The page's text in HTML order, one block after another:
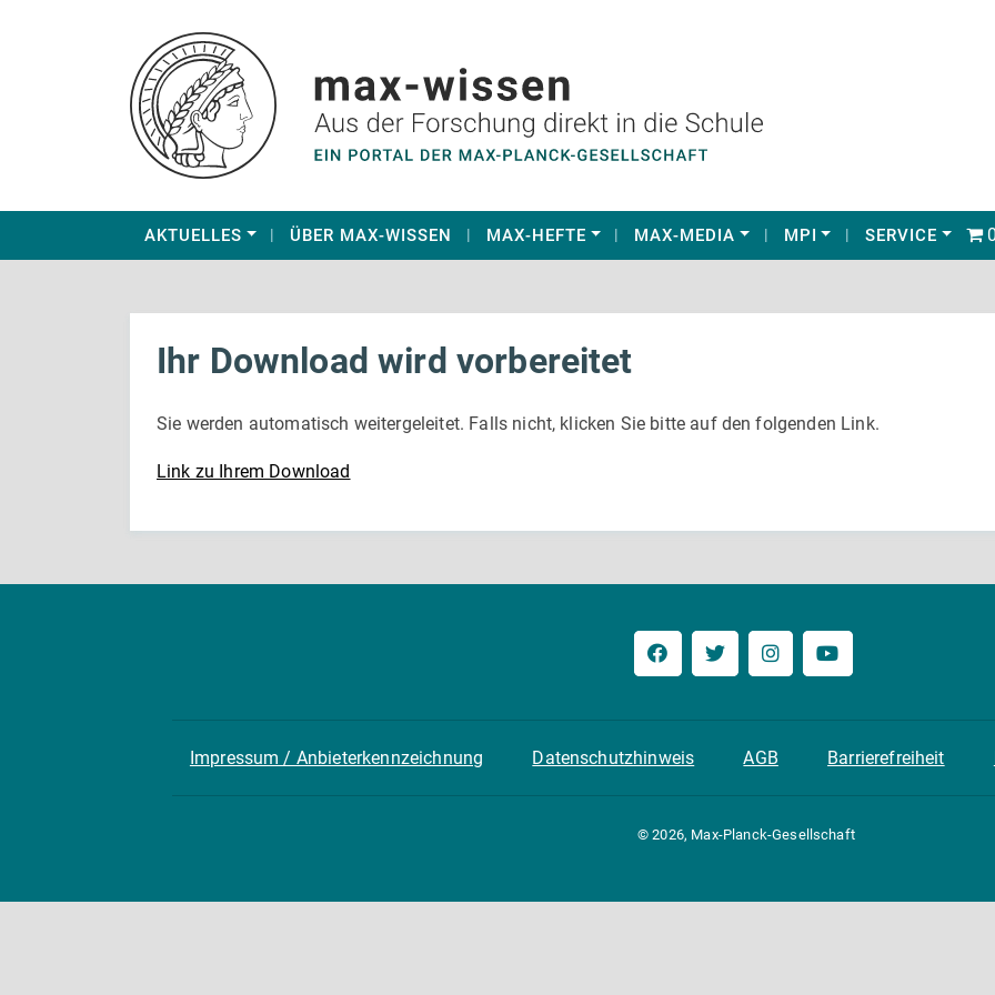
AKTUELLES ÜBER MAX-WISSEN MAX-HEFTE MAX-MEDIA MPI SERVICE
Ihr Download wird vorbereitet
Sie werden automatisch weitergeleitet. Falls nicht, klicken Sie bitte auf den folgenden Link.
Link zu Ihrem Download
Impressum / Anbieterkennzeichnung Datenschutzhinweis AGB Barrierefreiheit
© 2026, Max-Planck-Gesellschaft